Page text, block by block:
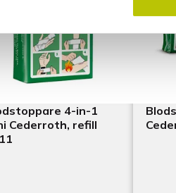
4-in-1
Cederroth, refill